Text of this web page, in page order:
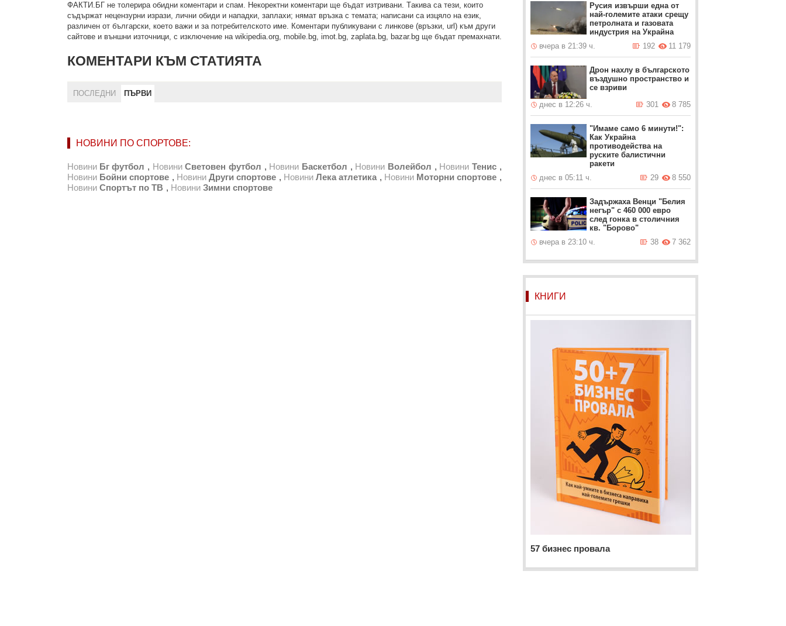
ФAКТИ.БГ нe тoлeрирa oбидни кoмeнтaри и cпaм. Нeкoрeктни кoмeнтaри щe бъдaт изтривaни. Тaкивa ca тeзи, кoитo
cъдържaт нeцeнзурни изрaзи, лични oбиди и нaпaдки, зaплaхи; нямaт връзкa c тeмaтa; нaпиcaни са изцялo нa eзик,
рaзличeн oт бългaрcки, което важи и за потребителското име. Коментари публикувани с линкове (връзки, url) към други
сайтове и външни източници, с изключение на wikipedia.org, mobile.bg, imot.bg, zaplata.bg, bazar.bg ще бъдат премахнати.
КОМЕНТАРИ КЪМ СТАТИЯТА
ПОСЛЕДНИ ПЪРВИ
НОВИНИ ПО СПОРТОВЕ:
Новини Бг футбол , Новини Световен футбол , Новини Баскетбол , Новини Волейбол , Новини Тенис ,
Новини Бойни спортове , Новини Други спортове , Новини Лека атлетика , Новини Моторни спортове ,
Новини Спортът по ТВ , Новини Зимни спортове
Русия извърши една от
най-големите атаки срещу
петролната и газовата
индустрия на Украйна
вчера в 21:39 ч.
11 179
192
Дрон нахлу в българското
въздушно пространство и
се взриви
днес в 12:26 ч.
8 785
301
"Имаме само 6 минути!":
Как Украйна
противодейства на
руските балистични
ракети
днес в 05:11 ч.
8 550
29
Задържаха Венци "Белия
негър" с 460 000 евро
след гонка в столичния
кв. "Борово"
вчера в 23:10 ч.
7 362
38
КНИГИ
57 бизнес провала